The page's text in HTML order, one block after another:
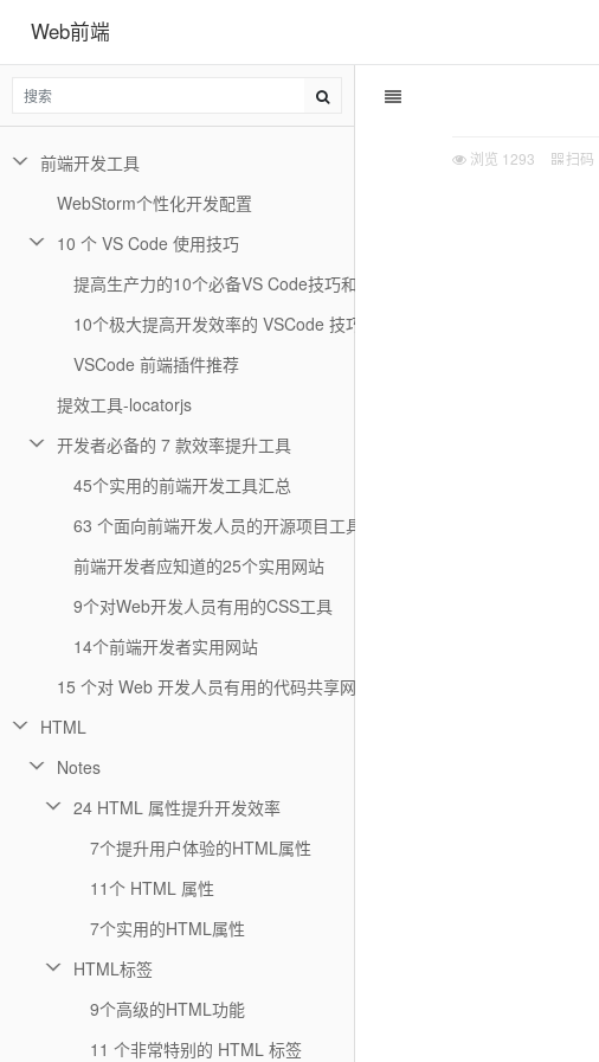
Web前端
浏览 1293 扫码
前端开发工具
WebStorm个性化开发配置
10 个 VS Code 使用技巧
提高生产力的10个必备VS Code技巧和窍门
10个极大提高开发效率的 VSCode 技巧
VSCode 前端插件推荐
提效工具-locatorjs
开发者必备的 7 款效率提升工具
45个实用的前端开发工具汇总
63 个面向前端开发人员的开源项目工具
前端开发者应知道的25个实用网站
9个对Web开发人员有用的CSS工具
14个前端开发者实用网站
15 个对 Web 开发人员有用的代码共享网站
HTML
Notes
24 HTML 属性提升开发效率
7个提升用户体验的HTML属性
11个 HTML 属性
7个实用的HTML属性
HTML标签
9个高级的HTML功能
11 个非常特别的 HTML 标签